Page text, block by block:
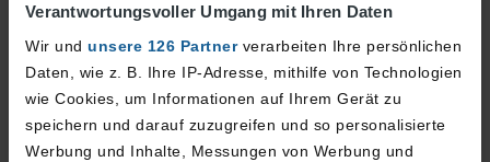
Verantwortungsvoller Umgang mit Ihren Daten
Wir und unsere 126 Partnerverarbeiten Ihre persönlichen
Daten, wie z. B. Ihre IP-Adresse, mithilfe von Technologien
wie Cookies, um Informationen auf Ihrem Gerät zu
speichern und darauf zuzugreifen und so personalisierte
Werbung und Inhalte, Messungen von Werbung und
17:25
Erwartet
17:30
Ausgang
- -
Bemerkung
-